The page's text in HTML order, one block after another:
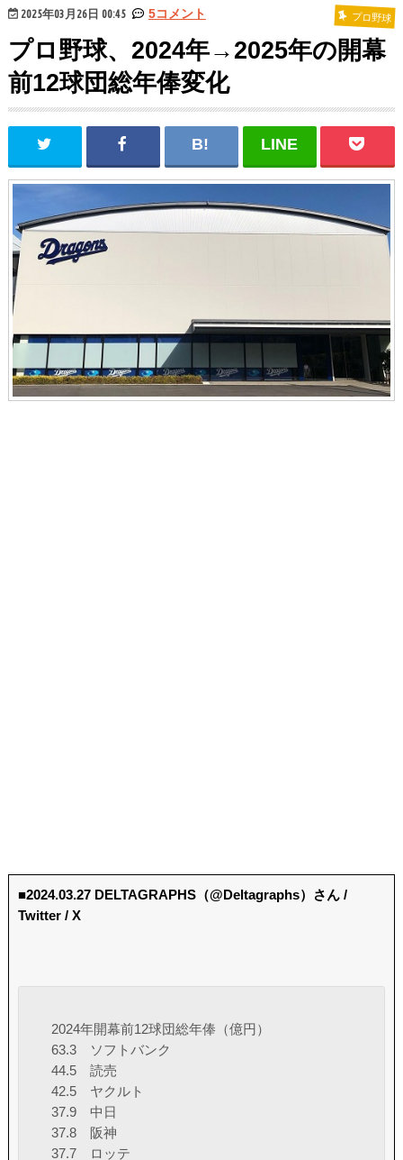
2025年03月26日 00:45 5コメント プロ野球
プロ野球、2024年→2025年の開幕
前12球団総年俸変化
■2024.03.27 DELTAGRAPHS（@Deltagraphs）さん /
Twitter / X
2024年開幕前12球団総年俸（億円）
63.3 ソフトバンク
44.5 読売
42.5 ヤクルト
37.9 中日
37.8 阪神
37.7 ロッテ